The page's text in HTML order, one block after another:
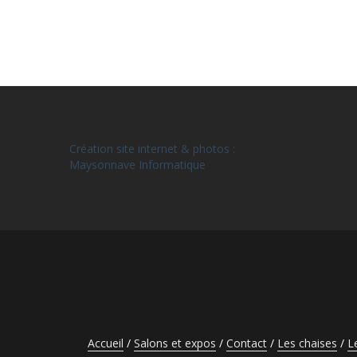
Création site internet & photos :
Maysonnave Informatique
Accueil Salons et expos Contact Les chaises